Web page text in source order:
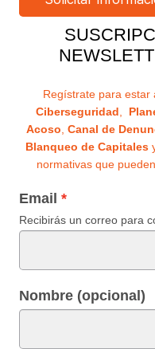
Regístrate para estar
Ciberseguridad
Acoso Canal de
Blanqueo de Capitales
normativas que
Email
Recibirás un correo para
Nombre (opcional)